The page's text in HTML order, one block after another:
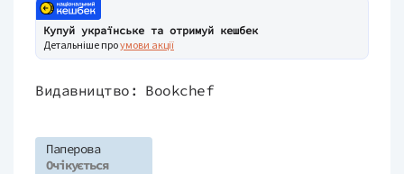
Купуй українське та отримуй кешбек
Детальніше проумови акції
Видавництво: Bookchef
Паперова
Очікується